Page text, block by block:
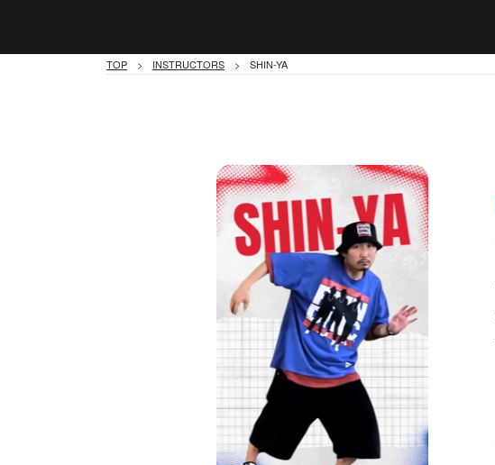
TOP > INSTRUCTORS > SHIN-YA